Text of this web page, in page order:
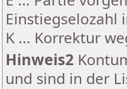
Einstiegselozahl
K ... Korrektur
Hinweis2
und sind in der